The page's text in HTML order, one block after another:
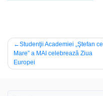
Navigare
în
articole
Studenţii Academiei „Ştefan cel
Mare” a MAI celebrează Ziua
Europei